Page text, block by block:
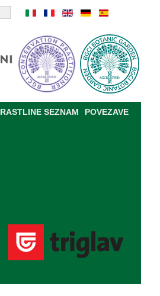
RASTLINE SEZNAM
POVEZAVE